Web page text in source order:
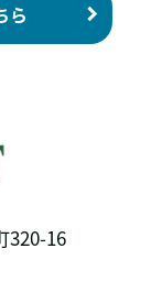
ら
320-16